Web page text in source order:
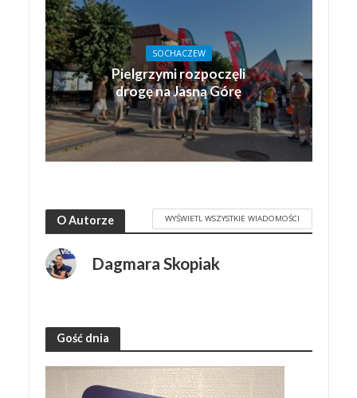
SOCHACZEW
Pielgrzymi rozpoczęli
drogę na Jasną Górę
O Autorze WYŚWIETL WSZYSTKIE WIADOMOŚCI
Dagmara Skopiak
Gość dnia